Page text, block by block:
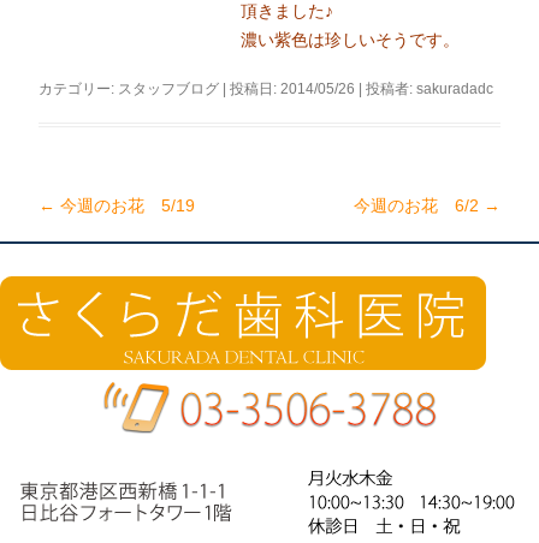
頂きました♪
濃い紫色は珍しいそうです。
カテゴリー: スタッフブログ | 投稿日: 2014/05/26 |投稿者:sakuradadc
ナ
ビ
ン
← 今週のお花 5/19 今週のお花 6/2 →